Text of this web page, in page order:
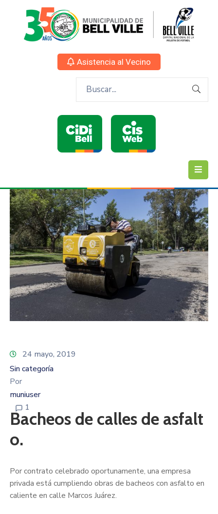
Asistencia al Vecino
24 mayo, 2019
Sin categoría
Por
muniuser
1
Bacheos de calles de asfalt
o.
Por contrato celebrado oportunamente, una empresa
privada está cumpliendo obras de bacheos con asfalto en
caliente en calle Marcos Juárez.